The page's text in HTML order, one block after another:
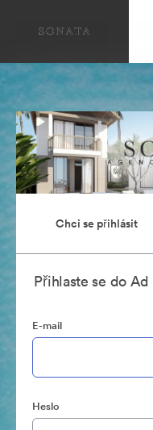
Chci se přihlásit
Přihlaste se do
E-mail
Heslo